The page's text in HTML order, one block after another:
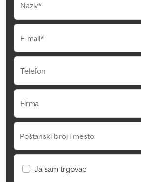
Naziv*
E-mail*
Telefon
Firma
Poštanski broj i mesto
Ja sam trgovac